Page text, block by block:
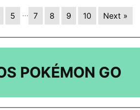
5 … 7 8 9 10 Next »
POKÉMON GO